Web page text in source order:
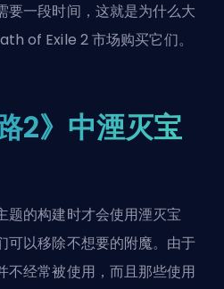
要一段时间，这就是为什么大
of Exile 2 市场购买它们。
2》中湮灭宝
题的构建时才会使用湮灭宝
可以移除不想要的附魔。由于
不经常被使用，而且那些使用